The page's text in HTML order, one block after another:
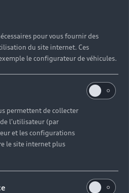
Sportback e-
pour vous fournir des
du site internet. Ces
le configurateur de véhicules.
permettent de collecter
l'utilisateur (par
et les configurations
le site internet plus